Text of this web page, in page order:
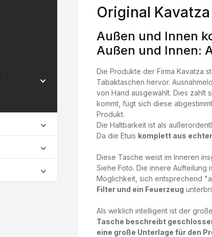
Original
Außen und Innen
Außen und Innen:
Die Produkte der Firma Kavatza
Tabaktaschen hervor.
von Hand ausgewählt. Dies zahlt
kommt, fügt sich diese
Produkt.
Die Haltbarkeit ist als
Da die Etuis komplett aus
Diese Tasche weist im Inneren
Siehe Foto. Die innere
Möglichkeit, sich entsprechend
Filter und ein Feuerzeug
Als wirklich intelligent ist der
Tasche beschreibt
eine große Unterlage für den